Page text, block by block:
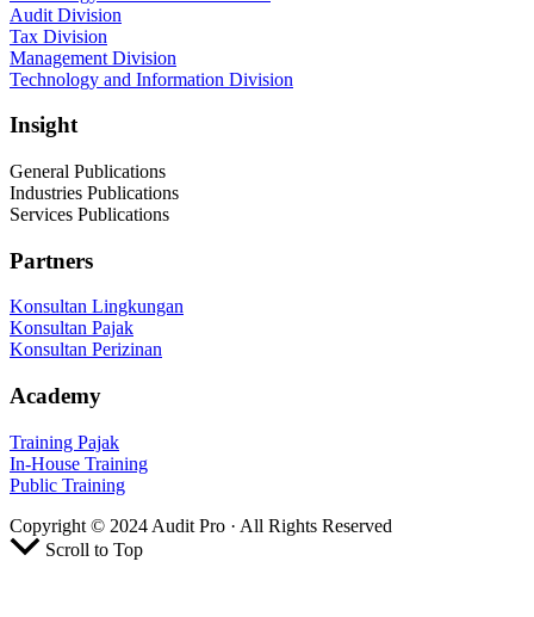
Audit Division
Tax Division
Management Division
Technology and Information Division
Insight
General Publications
Industries Publications
Services Publications
Partners
Konsultan Lingkungan
Konsultan Pajak
Konsultan Perizinan
Academy
Training Pajak
In-House Training
Public Training
Copyright © 2024 Audit Pro · All Rights Reserved
Scroll to Top